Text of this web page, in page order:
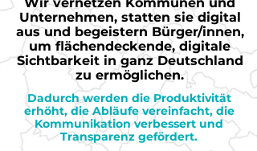
Unternehmen, statten sie digital
aus und begeistern Bürger/innen,
um flächendeckende, digitale
Sichtbarkeit in ganz Deutschland
zu ermöglichen.
Dadurch werden die Produktivität
erhöht, die Abläufe vereinfacht, die
Kommunikation verbessert und
Transparenz gefördert.